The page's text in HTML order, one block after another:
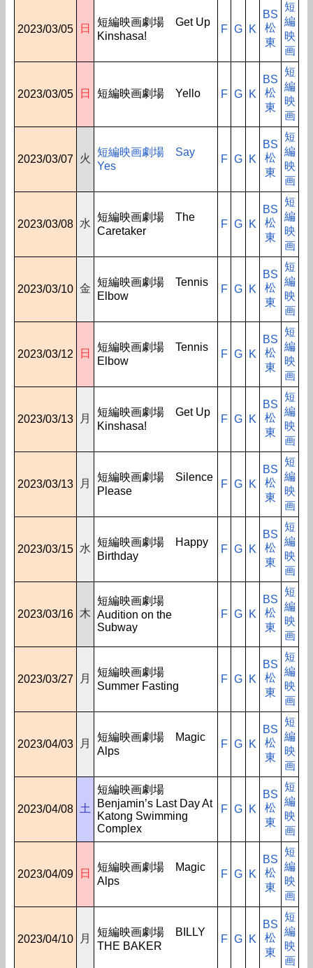
2023/03/05 日
短編映画劇場 Get Up
Kinshasa!
F G K
BS
松
東
短
編
映
画
2023/03/05 日 短編映画劇場 Yello F G K
BS
松
東
短
編
映
画
2023/03/07 火
短編映画劇場 Say
Yes
F G K
BS
松
東
短
編
映
画
2023/03/08 水
短編映画劇場 The
Caretaker
F G K
BS
松
東
短
編
映
画
2023/03/10 金
短編映画劇場 Tennis
Elbow
F G K
BS
松
東
短
編
映
画
2023/03/12 日
短編映画劇場 Tennis
Elbow
F G K
BS
松
東
短
編
映
画
2023/03/13 月
短編映画劇場 Get Up
Kinshasa!
F G K
BS
松
東
短
編
映
画
2023/03/13 月
短編映画劇場 Silence
Please
F G K
BS
松
東
短
編
映
画
2023/03/15 水
短編映画劇場 Happy
Birthday
F G K
BS
松
東
短
編
映
画
2023/03/16 木
短編映画劇場
Audition on the
Subway
F G K
BS
松
東
短
編
映
画
2023/03/27 月
短編映画劇場
Summer Fasting
F G K
BS
松
東
短
編
映
画
2023/04/03 月
短編映画劇場 Magic
Alps
F G K
BS
松
東
短
編
映
画
2023/04/08 土
短編映画劇場
Benjamin’s Last Day At
Katong Swimming
Complex
F G K
BS
松
東
短
編
映
画
2023/04/09 日
短編映画劇場 Magic
Alps
F G K
BS
松
東
短
編
映
画
2023/04/10 月
短編映画劇場 BILLY
THE BAKER
F G K
BS
松
東
短
編
映
画